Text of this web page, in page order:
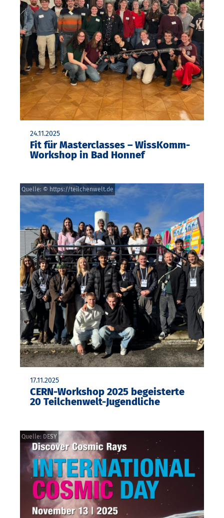
24.11.2025
Fit für Masterclasses – WissKomm-
Workshop in Bad Honnef
Quelle: © https://teilchenwelt.de
17.11.2025
CERN-Workshop 2025 begeisterte
20 Teilchenwelt-Jugendliche
Quelle: DESY